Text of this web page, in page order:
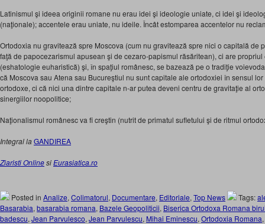
Latinismul şi ideea originii romane nu erau idei şi ideologie uniate, ci idei şi
(naţionale); accentele erau uniate, nu ideile. Încât estomparea accentelor nu
Ortodoxia nu gravitează spre Moscova (cum nu gravitează spre nici o capitală de
faţă de papocezarismul apusean şi de cezaro-papismul răsăritean), ci are
(eshatologie euharistică) şi, în spaţiul românesc, se bazează pe o tradiţie
că Moscova sau Atena sau Bucureştiul nu sunt capitale ale ortodoxiei în sensul
ortodoxe, ci că nici una dintre capitale n-ar putea deveni centru de gravitaţie al
sinergiilor noopolitice;
Naţionalismul românesc va fi creştin (nutrit de primatul sufletului şi de ritmul
Integral laGANDIREA
Ziaristi OnlinesiEurasiatica.ro
Posted in Analize, Colimatorul, Documentare, Editoriale, Top News Tags:
Basarabia, basarabia romana, Bazele Geopoliticii, Biserica Ortodoxa Romana
badescu, Jean Parvulesco, Jean Parvulescu, Mihai Eminescu, Ortodoxia Romana,